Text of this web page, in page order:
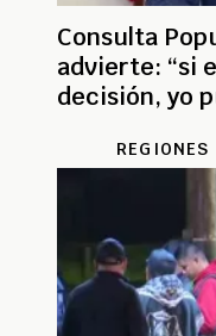
Consulta
advierte: “si
decisión, yo
REGIONES